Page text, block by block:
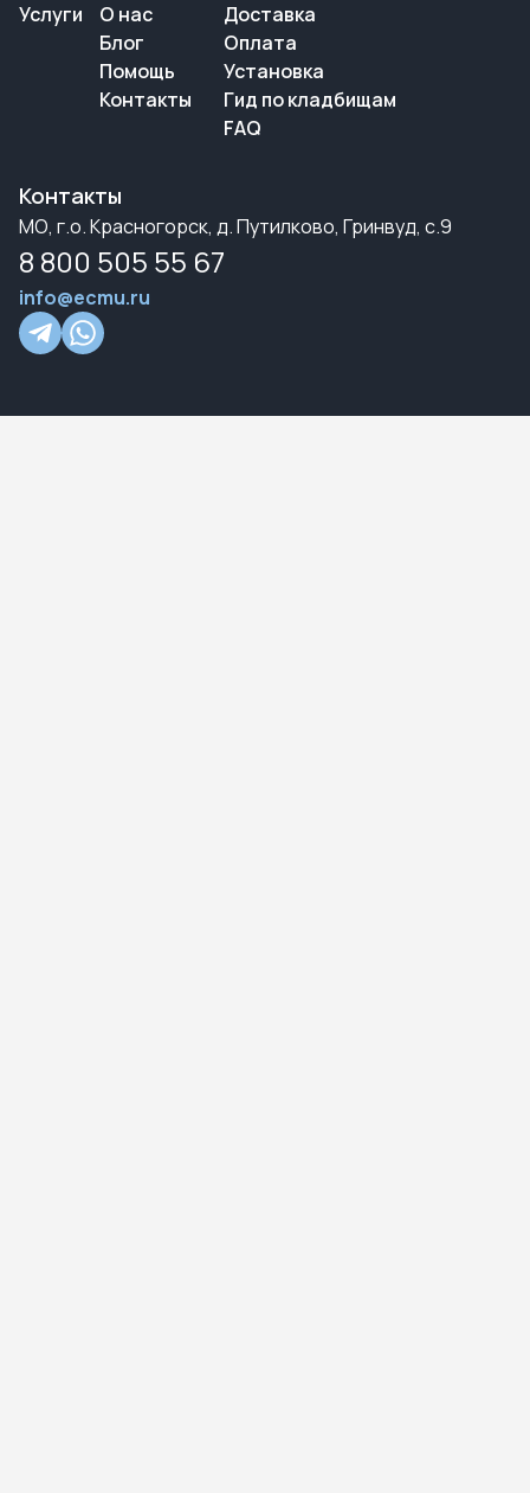
Услуги
О нас
Блог
Помощь
Контакты
Доставка
Оплата
Установка
Гид по кладбищам
FAQ
Контакты
МО, г.о. Красногорск, д. Путилково, Гринвуд, с.9
8 800 505 55 67
info@ecmu.ru